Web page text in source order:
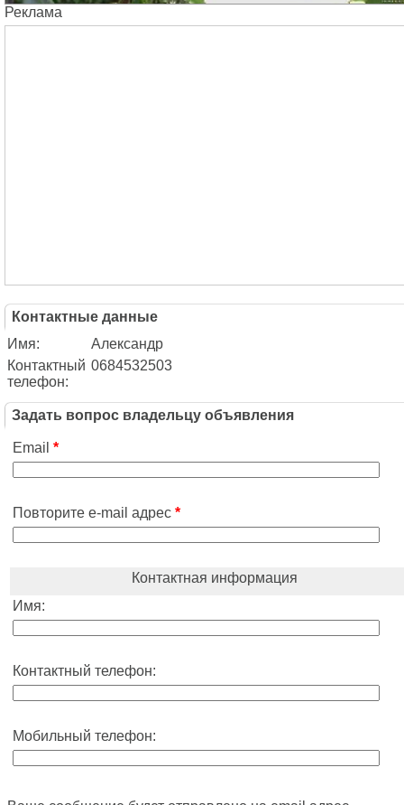
Реклама
Контактные данные
Имя:
Александр
Контактный
телефон:
0684532503
Задать вопрос владельцу объявления
Email *
Повторите e-mail адрес *
Контактная информация
Имя:
Контактный телефон:
Мобильный телефон: